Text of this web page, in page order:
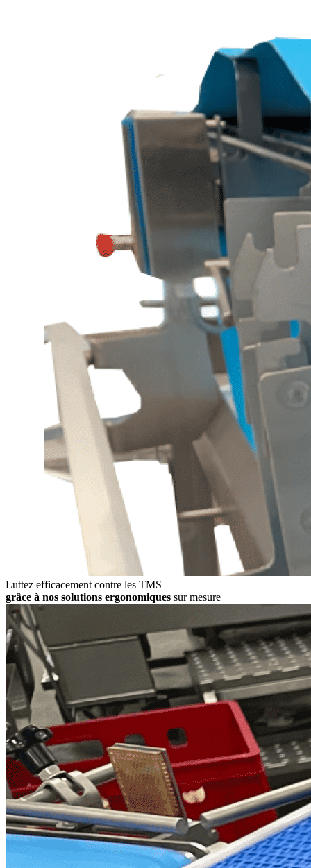
Luttez efficacement contre les TMS
grâce à nos solutions ergonomiques sur mesure